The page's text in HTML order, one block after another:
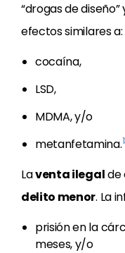
“drogas de
efectos similares a:
cocaína,
LSD,
MDMA, y/o
metanfetamina.
Laventa ilegalde
delito menor. La
prisión en la
meses, y/o